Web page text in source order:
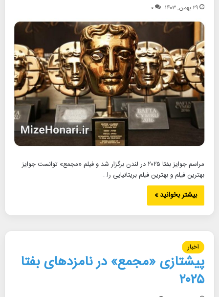
۲۹ بهمن, ۱۴۰۳ ۰
مراسم جوایز بفتا ۲۰۲۵ در لندن برگزار شد و فیلم «مجمع» توانست جوایز
بهترین فیلم و بهترین فیلم بریتانیایی را…
بیشتر بخوانید »
اخبار
پیشتازی «مجمع» در نامزدهای بفتا
۲۰۲۵